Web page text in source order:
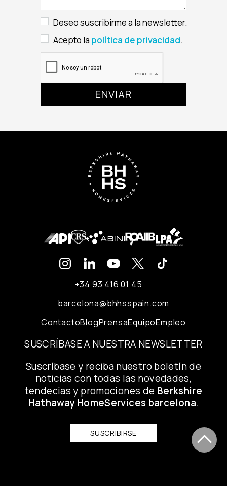
Deseo suscribirme a la newsletter.
Acepto la política de privacidad.
+34 93 416 01 45
barcelona@bhhsspain.com
ContactoBlogPrensaEquipoEmpleo
SUSCRÍBASE A NUESTRA NEWSLETTER
Suscríbase y reciba nuestro boletín de
noticias con todas las novedades,
tendecias y promociones de Berkshire
Hathaway HomeServices barcelona.
SUSCRIBIRSE